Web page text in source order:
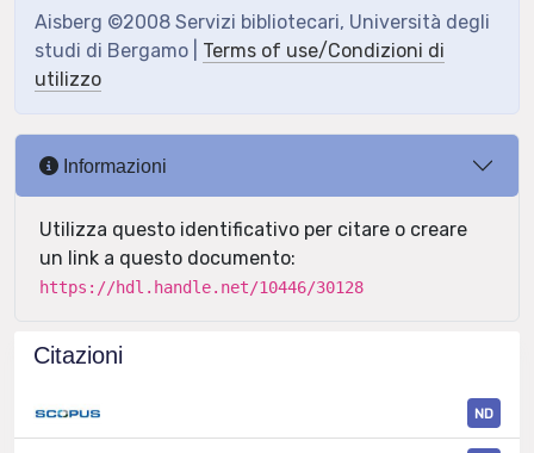
Aisberg ©2008 Servizi bibliotecari, Università degli
studi di Bergamo | Terms of use/Condizioni di
utilizzo
Informazioni
Utilizza questo identificativo per citare o creare
un link a questo documento:
https://hdl.handle.net/10446/30128
Citazioni
ND